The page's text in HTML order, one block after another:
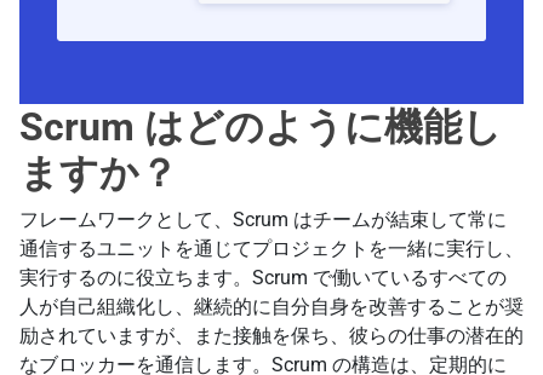
Scrum はどのように機能し
ますか？
フレームワークとして、Scrum はチームが結束して常に
通信するユニットを通じてプロジェクトを一緒に実行し、
実行するのに役立ちます。Scrum で働いているすべての
人が自己組織化し、継続的に自分自身を改善することが奨
励されていますが、また接触を保ち、彼らの仕事の潜在的
なブロッカーを通信します。Scrum の構造は、定期的に